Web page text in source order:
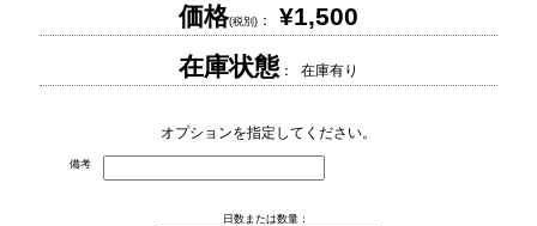
価格(税別)： ¥1,500
在庫状態： 在庫有り
オプションを指定してください。
備考
日数または数量：